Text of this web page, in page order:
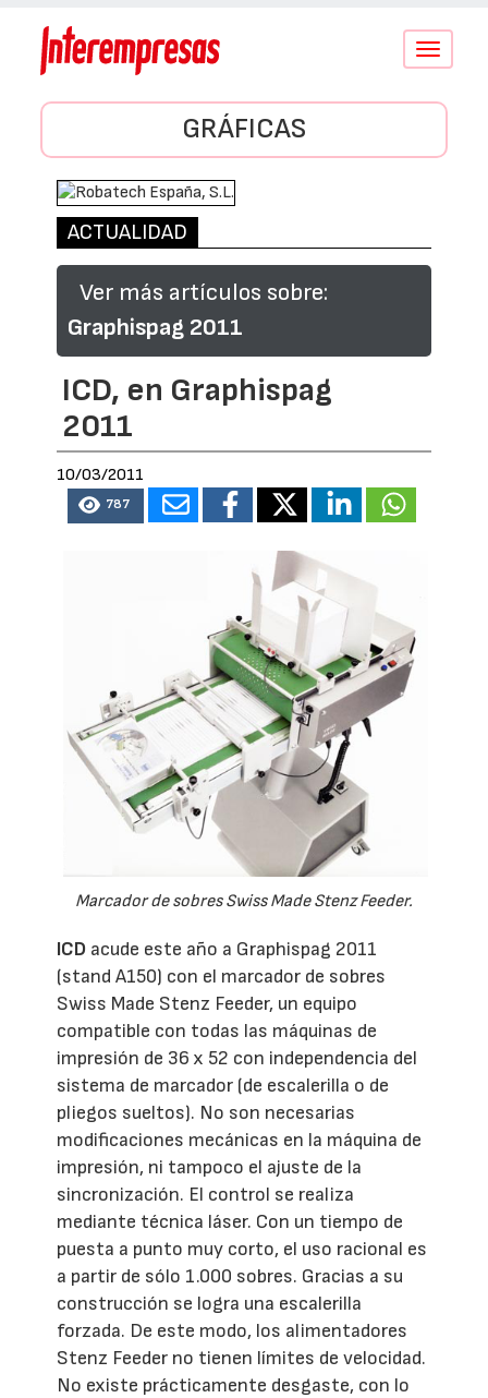
Conmutar
GRÁFICAS
ACTUALIDAD
Ver más artículos sobre:
Graphispag 2011
ICD, en Graphispag
2011
10/03/2011
787
Marcador de sobres Swiss Made Stenz Feeder.
ICD acude este año a Graphispag 2011
(stand A150) con el marcador de sobres
Swiss Made Stenz Feeder, un equipo
compatible con todas las máquinas de
impresión de 36 x 52 con independencia del
sistema de marcador (de escalerilla o de
pliegos sueltos). No son necesarias
modificaciones mecánicas en la máquina de
impresión, ni tampoco el ajuste de la
sincronización. El control se realiza
mediante técnica láser. Con un tiempo de
puesta a punto muy corto, el uso racional es
a partir de sólo 1.000 sobres. Gracias a su
construcción se logra una escalerilla
forzada. De este modo, los alimentadores
Stenz Feeder no tienen límites de velocidad.
No existe prácticamente desgaste, con lo